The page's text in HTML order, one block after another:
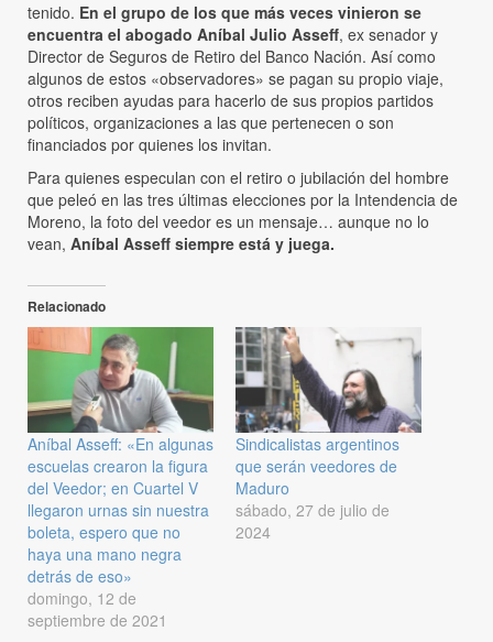
tenido. En el grupo de los que más veces vinieron se
encuentra el abogado Aníbal Julio Asseff, ex senador y
Director de Seguros de Retiro del Banco Nación. Así como
algunos de estos «observadores» se pagan su propio viaje,
otros reciben ayudas para hacerlo de sus propios partidos
políticos, organizaciones a las que pertenecen o son
financiados por quienes los invitan.
Para quienes especulan con el retiro o jubilación del hombre
que peleó en las tres últimas elecciones por la Intendencia de
Moreno, la foto del veedor es un mensaje… aunque no lo
vean, Aníbal Asseff siempre está y juega.
Relacionado
Aníbal Asseff: «En algunas
escuelas crearon la figura
del Veedor; en Cuartel V
llegaron urnas sin nuestra
boleta, espero que no
haya una mano negra
detrás de eso»
domingo, 12 de
septiembre de 2021
Sindicalistas argentinos
que serán veedores de
Maduro
sábado, 27 de julio de
2024